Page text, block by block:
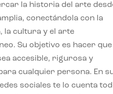
la historia del arte
conectándola con la
la cultura y el arte
Su objetivo es hacer que
accesible, rigurosa y
cualquier persona. En
sociales te lo cuenta